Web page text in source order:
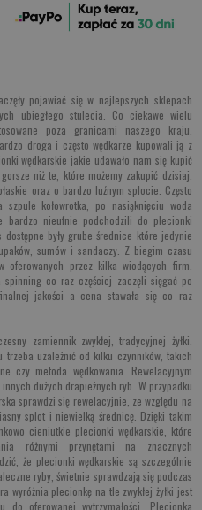
pojawiać się w najlepszych sklepach
ubiegłego stulecia. Co ciekawe wielu
poza granicami naszego kraju.
droga i często wędkarze kupowali ją z
wędkarskie jakie udawało nam się kupić
niż te, które możemy zakupić dzisiaj.
oraz o bardzo luźnym splocie. Często
kołowrotka, po nasiąknięciu woda
bardzo nieufnie podchodzili do plecionki
były grube średnice które jedynie
sumów i sandaczy. Z biegim czasu
oferowanych przez kilka wiodących firm.
spinning co raz częściej zaczęli sięgać po
jakości a cena stawała się co raz
zamiennik zwykłej, tradycyjnej żyłki.
trzeba uzależnić od kilku czynników, takich
czy metoda wędkowania. Rewelacyjnym
dużych drapieżnych ryb. W przypadku
sprawdzi się rewelacyjnie, ze względu na
splot i niewielką średnicę. Dzięki takim
cieniutkie plecionki wędkarskie, które
różnymi przynętami na znacznych
że plecionki wędkarskie są szczególnie
ryby, świetnie sprawdzają się podczas
wyróżnia plecionkę na tle zwykłej żyłki jest
oferowanej wytrzymałości. Plecionka